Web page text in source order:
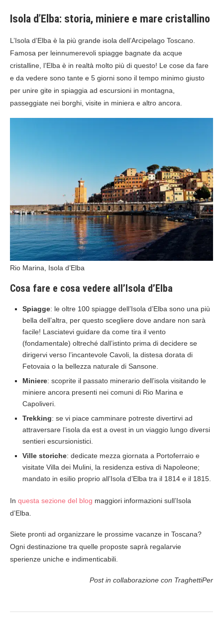
Isola d’Elba: storia, miniere e mare cristallino
L’Isola d’Elba è la più grande isola dell’Arcipelago Toscano.
Famosa per leinnumerevoli spiagge bagnate da acque
cristalline, l’Elba è in realtà molto più di questo! Le cose da fare
e da vedere sono tante e 5 giorni sono il tempo minimo giusto
per unire gite in spiaggia ad escursioni in montagna,
passeggiate nei borghi, visite in miniera e altro ancora.
Rio Marina, Isola d’Elba
Cosa fare e cosa vedere all’Isola d’Elba
Spiagge: le oltre 100 spiagge dell’Isola d’Elba sono una più
bella dell’altra, per questo scegliere dove andare non sarà
facile! Lasciatevi guidare da come tira il vento
(fondamentale) oltreché dall’istinto prima di decidere se
dirigervi verso l’incantevole Cavoli, la distesa dorata di
Fetovaia o la bellezza naturale di Sansone.
Miniere: scoprite il passato minerario dell’isola visitando le
miniere ancora presenti nei comuni di Rio Marina e
Capoliveri.
Trekking: se vi piace camminare potreste divertirvi ad
attraversare l’isola da est a ovest in un viaggio lungo diversi
sentieri escursionistici.
Ville storiche: dedicate mezza giornata a Portoferraio e
visitate Villa dei Mulini, la residenza estiva di Napoleone;
mandato in esilio proprio all’Isola d’Elba tra il 1814 e il 1815.
In questa sezione del blog maggiori informazioni sull’Isola
d’Elba.
Siete pronti ad organizzare le prossime vacanze in Toscana?
Ogni destinazione tra quelle proposte saprà regalarvie
sperienze uniche e indimenticabili.
Post in collaborazione con TraghettiPer